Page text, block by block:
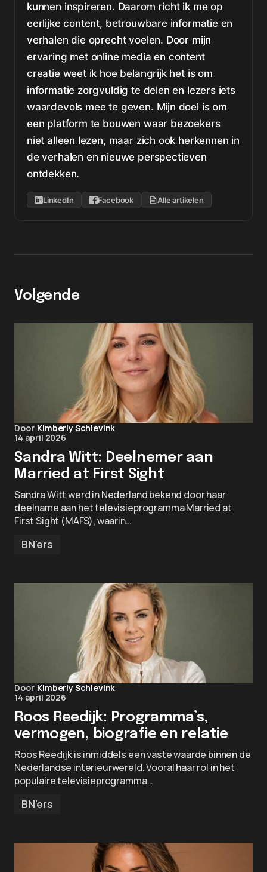
kunnen inspireren. Daarom richt ik me op
eerlijke content, betrouwbare informatie en
verhalen die oprecht voelen. Door mijn
ervaring met online media en content
creatie weet ik hoe belangrijk het is om
informatie zorgvuldig te delen en lezers iets
waardevols mee te geven. Mijn doel is om
een platform te bouwen waar bezoekers
niet alleen lezen, maar zich ook herkennen in
de verhalen en nieuwe perspectieven
ontdekken.
LinkedIn Facebook Alle artikelen
Volgende
Door Kimberly Schievink
14 april 2026
Sandra Witt: Deelnemer aan
Married at First Sight
Sandra Witt werd in Nederland bekend door haar
deelname aan het televisieprogramma Married at
First Sight (MAFS), waarin…
BN'ers
Door Kimberly Schievink
14 april 2026
Roos Reedijk: Programma’s,
vermogen, biografie en relatie
Roos Reedijk is inmiddels een vaste waarde binnen de
Nederlandse interieurwereld. Vooral haar rol in het
populaire televisieprogramma…
BN'ers